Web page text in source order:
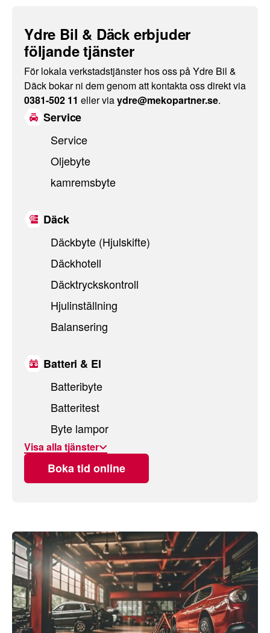
Ydre Bil & Däck erbjuder
följande tjänster
För lokala verkstadstjänster hos oss på Ydre Bil &
Däck bokar ni dem genom att kontakta oss direkt via
0381-502 11 eller viaydre@mekopartner.se.
Service
Service
Oljebyte
kamremsbyte
Däck
Däckbyte (Hjulskifte)
Däckhotell
Däcktryckskontroll
Hjulinställning
Balansering
Batteri & El
Batteribyte
Batteritest
Byte lampor
Visa alla tjänster
Boka tid online